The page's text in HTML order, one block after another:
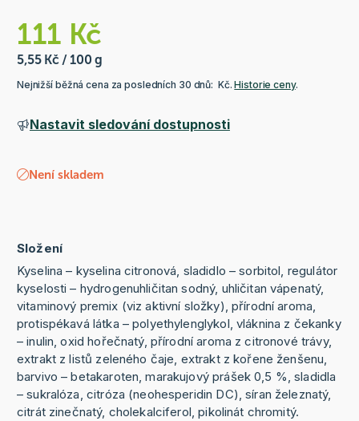
111 Kč
5,55 Kč / 100 g
Nejnižší běžná cena za posledních 30 dnů: Kč.Historie ceny.
Nastavit sledování dostupnosti
Není skladem
Složení
Kyselina – kyselina citronová, sladidlo – sorbitol, regulátor
kyselosti – hydrogenuhličitan sodný, uhličitan vápenatý,
vitaminový premix (viz aktivní složky), přírodní aroma,
protispékavá látka – polyethylenglykol, vláknina z čekanky
– inulin, oxid hořečnatý, přírodní aroma z citronové trávy,
extrakt z listů zeleného čaje, extrakt z kořene ženšenu,
barvivo – betakaroten, marakujový prášek 0,5 %, sladidla
– sukralóza, citróza (neohesperidin DC), síran železnatý,
citrát zinečnatý, cholekalciferol, pikolinát chromitý.